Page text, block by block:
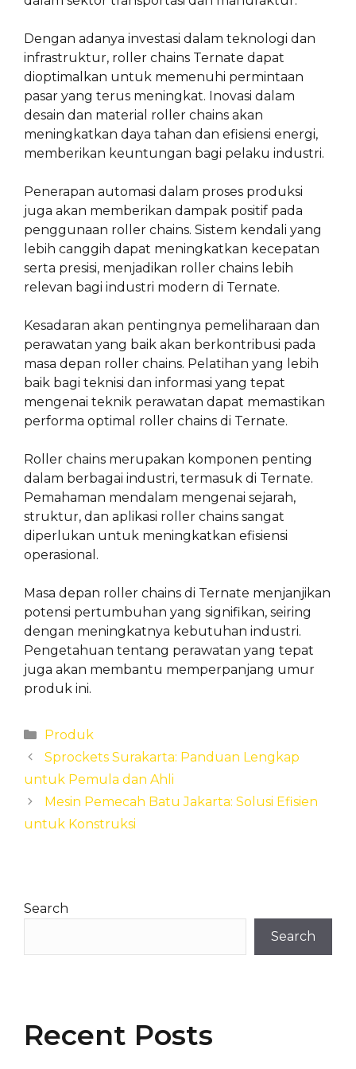
Dengan adanya investasi dalam teknologi dan
infrastruktur, roller chains Ternate dapat
dioptimalkan untuk memenuhi permintaan
pasar yang terus meningkat. Inovasi dalam
desain dan material roller chains akan
meningkatkan daya tahan dan efisiensi energi,
memberikan keuntungan bagi pelaku industri.
Penerapan automasi dalam proses produksi
juga akan memberikan dampak positif pada
penggunaan roller chains. Sistem kendali yang
lebih canggih dapat meningkatkan kecepatan
serta presisi, menjadikan roller chains lebih
relevan bagi industri modern di Ternate.
Kesadaran akan pentingnya pemeliharaan dan
perawatan yang baik akan berkontribusi pada
masa depan roller chains. Pelatihan yang lebih
baik bagi teknisi dan informasi yang tepat
mengenai teknik perawatan dapat memastikan
performa optimal roller chains di Ternate.
Roller chains merupakan komponen penting
dalam berbagai industri, termasuk di Ternate.
Pemahaman mendalam mengenai sejarah,
struktur, dan aplikasi roller chains sangat
diperlukan untuk meningkatkan efisiensi
operasional.
Masa depan roller chains di Ternate menjanjikan
potensi pertumbuhan yang signifikan, seiring
dengan meningkatnya kebutuhan industri.
Pengetahuan tentang perawatan yang tepat
juga akan membantu memperpanjang umur
produk ini.
Categories
Produk
Sprockets Surakarta: Panduan Lengkap
untuk Pemula dan Ahli
Mesin Pemecah Batu Jakarta: Solusi Efisien
untuk Konstruksi
Search
Search
Recent Posts